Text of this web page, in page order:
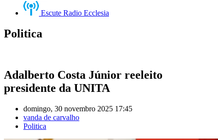
Escute Radio Ecclesia
Politica
Adalberto Costa Júnior reeleito
presidente da UNITA
domingo, 30 novembro 2025 17:45
vanda de carvalho
Politica